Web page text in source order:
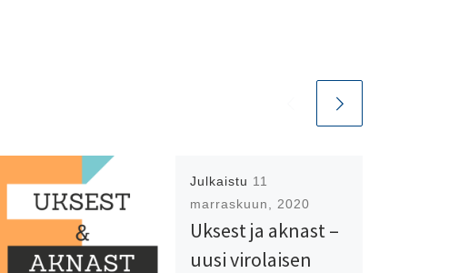
Julkaistu 11
marraskuun, 2020
Uksest ja aknast –
uusi virolaisen